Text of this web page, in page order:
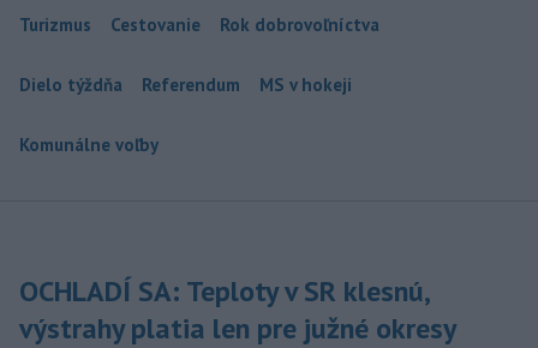
Turizmus Cestovanie Rok dobrovoľníctva
Dielo týždňa Referendum MS v hokeji
Komunálne voľby
OCHLADÍ SA: Teploty v SR klesnú,
výstrahy platia len pre južné okresy